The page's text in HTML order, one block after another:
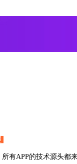
有APP的技术源头都